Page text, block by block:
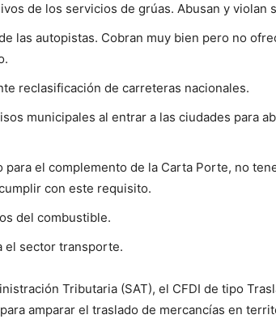
de los servicios de grúas. Abusan y violan
las autopistas. Cobran muy bien pero no
reclasificación de carreteras nacionales.
municipales al entrar a las ciudades para
para el complemento de la Carta Porte, no
con este requisito.
del combustible.
el sector transporte.
Tributaria (SAT), el CFDI de tipo
amparar el traslado de mercancías en